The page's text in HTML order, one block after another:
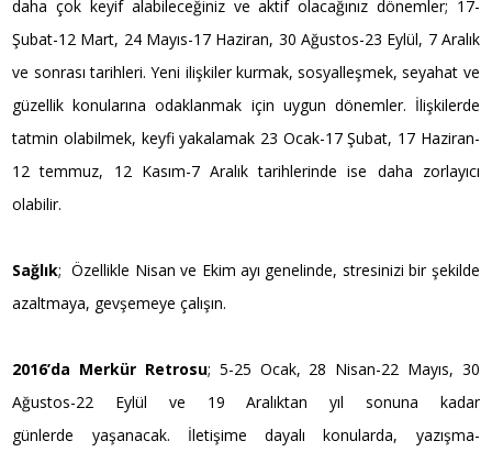
daha çok keyif alabileceğiniz ve aktif olacağınız dönemler; 17-
Şubat-12 Mart, 24 Mayıs-17 Haziran, 30 Ağustos-23 Eylül, 7 Aralık
ve sonrası tarihleri. Yeni ilişkiler kurmak, sosyalleşmek, seyahat ve
güzellik konularına odaklanmak için uygun dönemler. İlişkilerde
tatmin olabilmek, keyfi yakalamak 23 Ocak-17 Şubat, 17 Haziran-
12 temmuz, 12 Kasım-7 Aralık tarihlerinde ise daha zorlayıcı
olabilir.
Sağlık; Özellikle Nisan ve Ekim ayı genelinde, stresinizi bir şekilde
azaltmaya, gevşemeye çalışın.
2016’da Merkür Retrosu; 5-25 Ocak, 28 Nisan-22 Mayıs, 30
Ağustos-22 Eylül ve 19 Aralıktan yıl sonuna kadar
günlerde yaşanacak. İletişime dayalı konularda, yazışma-